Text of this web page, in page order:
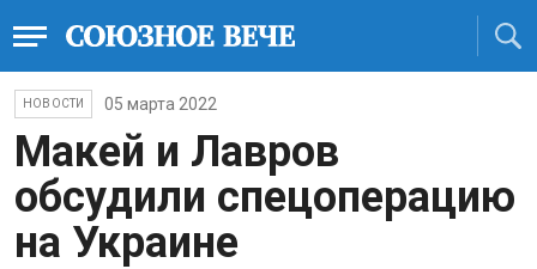
НОВОСТИ 05 марта 2022
Макей и Лавров
обсудили спецоперацию
на Украине